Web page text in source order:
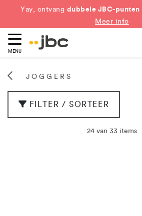
Yay, ontvang dubbele JBC-punten
Meer info
MENU
JOGGERS
FILTER / SORTEER
24 van 33 items